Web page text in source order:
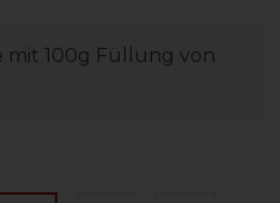
100g Füllung von